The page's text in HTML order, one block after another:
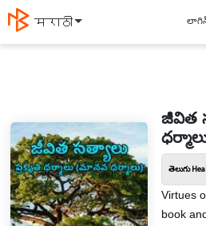
मराठी
జీవిత
తెలుగు
Virtues
book